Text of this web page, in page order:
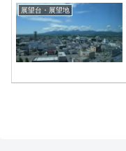
展望台・展望地